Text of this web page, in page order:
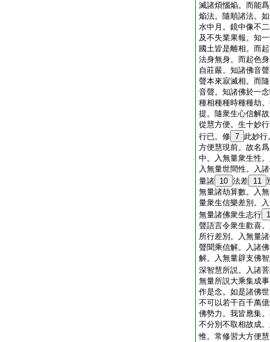
滅諸煩惱焔。而能
焔法。隨順諸法。
水中月。鏡中像不
及不失業果報。知
國土皆是離相。而
法身無身。而起色
自莊嚴。知諸佛音
聲本來寂滅相。而
音聲。知諸佛於一
種相種種時種種劫
提。隨衆生心信解
從慧方便。生十妙
行已。修 7 此妙行
方便慧現前。故名
中。入無量衆生性
入無量世間性。入
量諸 10 法差 11
無量諸劫算數。入
量衆生信樂差別。
無量諸佛衆生志行
聲語言令衆生歡喜
所行差別。入無量
聲聞乘信解。入諸
解。入無量辟支佛
深智慧所説。入諸
無量所説大乘集成
作是念。如是諸佛
不可以若干百千萬
佛勢力。我皆應集
不分別不取相故成
惟。常修習大方便